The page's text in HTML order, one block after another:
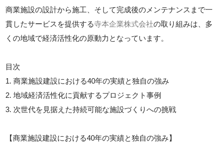
商業施設の設計から施工、そして完成後のメンテナンスまで一
貫したサービスを提供する寺本企業株式会社の取り組みは、多
くの地域で経済活性化の原動力となっています。
目次
1. 商業施設建設における40年の実績と独自の強み
2. 地域経済活性化に貢献するプロジェクト事例
3. 次世代を見据えた持続可能な施設づくりへの挑戦
【商業施設建設における40年の実績と独自の強み】